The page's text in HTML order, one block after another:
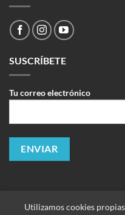
SUSCRÍBETE
Tu correo electrónico
Utilizamos cookies